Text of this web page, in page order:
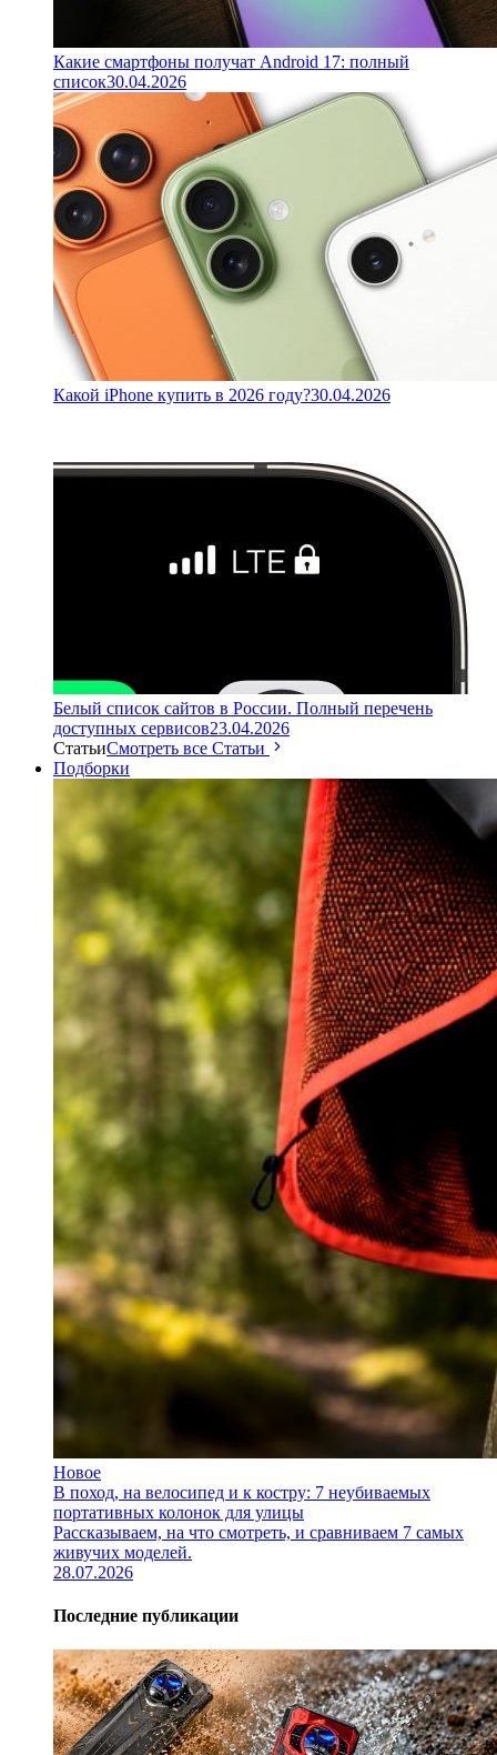
Какие смартфоны получат Android 17: полный
список30.04.2026
Какой iPhone купить в 2026 году?30.04.2026
Белый список сайтов в России. Полный перечень
доступных сервисов23.04.2026
СтатьиСмотреть все Статьи
Подборки
Новое
В поход, на велосипед и к костру: 7 неубиваемых
портативных колонок для улицы
Рассказываем, на что смотреть, и сравниваем 7 самых
живучих моделей.
28.07.2026
Последние публикации